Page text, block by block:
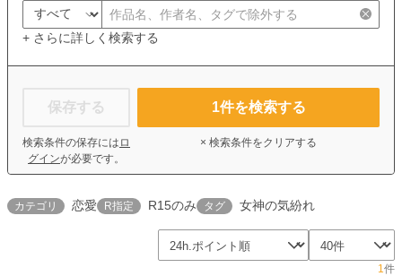
+ さらに詳しく検索する
保存する
検索条件の保存には ロ
グインが必要です。
1件を検索する
× 検索条件をクリアする
カテゴリ 恋愛 R指定 R15のみ タグ 女神の気紛れ
1件